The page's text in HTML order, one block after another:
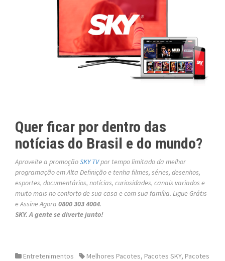
Quer ficar por dentro das
notícias do Brasil e do mundo?
Aproveite a promoçãoSKY TVpor tempo limitado da melhor
programação em Alta Definição e tenha filmes, séries, desenhos,
esportes, documentários, notícias, curiosidades, canais variados e
muito mais no conforto de sua casa e com sua família. Ligue Grátis
e Assine Agora 0800 303 4004.
SKY. A gente se diverte junto!
Entretenimentos Melhores Pacotes, Pacotes SKY, Pacotes